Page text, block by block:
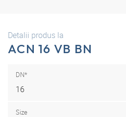
Detalii produs la
ACN 16 VB BN
DN*
16
Size